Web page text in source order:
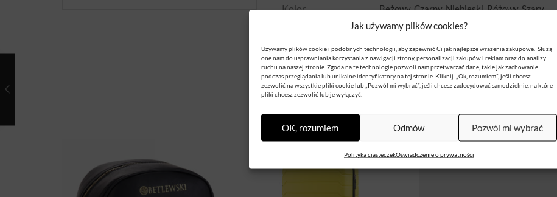
Jak używamy plików cookies?
Używamy plików cookie i podobnych technologii, aby zapewnić Ci jak najlepsze wrażenia zakupowe. Służą
one nam do usprawniania korzystania z nawigacji strony, personalizacji zakupów i reklam oraz do analizy
ruchu na naszej stronie. Zgoda na te technologie pozwoli nam przetwarzać dane, takie jak zachowanie
podczas przeglądania lub unikalne identyfikatory na tej stronie. Kliknij „Ok, rozumiem”, jeśli chcesz
zezwolić na wszystkie pliki cookie lub „Pozwól mi wybrać”, jeśli chcesz zadecydować samodzielnie, na które
pliki chcesz zezwolić lub je wyłączyć.
OK, rozumiem Odmów Pozwól mi wybrać
Polityka ciasteczekOświadczenie o prywatności
Kolor Beżowy, Czarny, Niebieski, Różowy, Szary
Produkty Powiązane
SALE